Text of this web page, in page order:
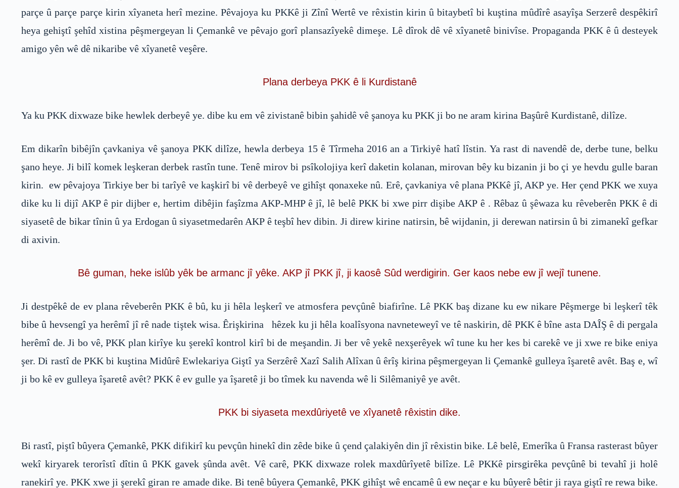
parçe û parçe parçe kirin xîyaneta herî mezine. Pêvajoya ku PKKê ji Zînî Wertê ve rêxistin kirin û bitaybetî bi kuştina mûdîrê asayîşa Serzerê despêkirî
heya gehiştî şehîd xistina pêşmergeyan li Çemankê ve pêvajo gorî plansazîyekê dimeşe. Lê dîrok dê vê xîyanetê binivîse. Propaganda PKK ê û desteyek
amigo yên wê dê nikaribe vê xîyanetê veşêre.
Plana derbeya PKK ê li Kurdistanê
Ya ku PKK dixwaze bike hewlek derbeyê ye. dibe ku em vê zivistanê bibin şahidê vê şanoya ku PKK ji bo ne aram kirina Başûrê Kurdistanê, dilîze.
Em dikarîn bibêjîn çavkaniya vê şanoya PKK dilîze, hewla derbeya 15 ê Tîrmeha 2016 an a Tirkiyê hatî lîstin. Ya rast di navendê de, derbe tune, belku
şano heye. Ji bilî komek leşkeran derbek rastîn tune. Tenê mirov bi psîkolojiya kerî daketin kolanan, mirovan bêy ku bizanin ji bo çi ye hevdu gulle baran
kirin. ew pêvajoya Tirkiye ber bi tarîyê ve kaşkirî bi vê derbeyê ve gihîşt qonaxeke nû. Erê, çavkaniya vê plana PKKê jî, AKP ye. Her çend PKK we xuya
dike ku li dijî AKP ê pir dijber e, hertim dibêjin faşîzma AKP-MHP ê jî, lê belê PKK bi xwe pirr dişibe AKP ê . Rêbaz û şêwaza ku rêveberên PKK ê di
siyasetê de bikar tînin û ya Erdogan û siyasetmedarên AKP ê teşbî hev dibin. Ji direw kirine natirsin, bê wijdanin, ji derewan natirsin û bi zimanekî gefkar
di axivin.
Bê guman, heke islûb yêk be armanc jî yêke. AKP jî PKK jî, ji kaosê Sûd werdigirin. Ger kaos nebe ew jî wejî tunene.
Ji destpêkê de ev plana rêveberên PKK ê bû, ku ji hêla leşkerî ve atmosfera pevçûnê biafirîne. Lê PKK baş dizane ku ew nikare Pêşmerge bi leşkerî têk
bibe û hevsengî ya herêmî jî rê nade tiştek wisa. Êrişkirina hêzek ku ji hêla koalîsyona navneteweyî ve tê naskirin, dê PKK ê bîne asta DAÎŞ ê di pergala
herêmî de. Ji bo vê, PKK plan kirîye ku şerekî kontrol kirî bi de meşandin. Ji ber vê yekê nexşerêyek wî tune ku her kes bi carekê ve ji xwe re bike eniya
şer. Di rastî de PKK bi kuştina Midûrê Ewlekariya Giştî ya Serzêrê Xazî Salih Alîxan û êrîş kirina pêşmergeyan li Çemankê gulleya îşaretê avêt. Baş e, wî
ji bo kê ev gulleya îşaretê avêt? PKK ê ev gulle ya îşaretê ji bo tîmek ku navenda wê li Silêmaniyê ye avêt.
PKK bi siyaseta mexdûriyetê ve xîyanetê rêxistin dike.
Bi rastî, piştî bûyera Çemankê, PKK difikirî ku pevçûn hinekî din zêde bike û çend çalakiyên din jî rêxistin bike. Lê belê, Emerîka û Fransa rasterast bûyer
wekî kiryarek terorîstî dîtin û PKK gavek şûnda avêt. Vê carê, PKK dixwaze rolek maxdûrîyetê bilîze. Lê PKKê pirsgirêka pevçûnê bi tevahî ji holê
ranekirî ye. PKK xwe ji şerekî giran re amade dike. Bi tenê bûyera Çemankê, PKK gihîşt wê encamê û ew neçar e ku bûyerê bêtir ji raya giştî re rewa bike.